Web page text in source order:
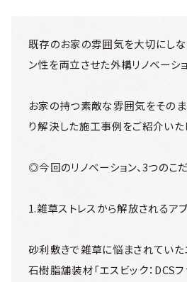
既存のお家の雰囲気を大切にしな
ン性を両立させた外構リノベーショ
お家の持つ素敵な雰囲気をそのま
り解決した施工事例をご紹介いた
◎今回のリノベーション、3つのこ
1.雑草ストレスから解放されるア
砂利敷きで雑草に悩まされていた
石樹脂舗装材「エスビック：DCSフ